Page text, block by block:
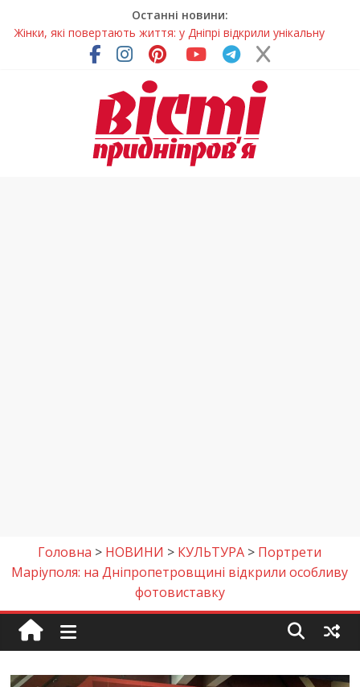
Останні новини:
Жінки, які повертають життя: у Дніпрі відкрили унікальну
фотовиставку
Педагогиню з Дніпра відзначили у престижному
всеукраїнському конкурсі
Дніпро стане головним центром молодіжних проєктів та
ініціатив України
Засинання після півночі може негативно впливати на
Головна > НОВИНИ > КУЛЬТУРА > Портрети
Маріуполя: на Дніпропетровщині відкрили особливу
фотовиставку